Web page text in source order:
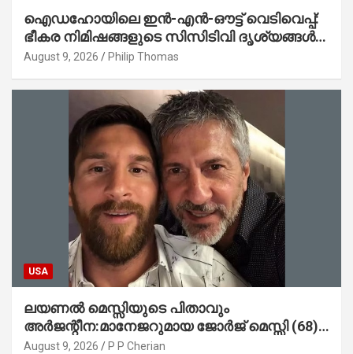
ഐഡഹോയിലെ ഇൻ-എൻ-ഔട്ട് വെടിവെപ്പ്:
ഭീകര നിമിഷങ്ങളുടെ സിസിടിവി ദൃശ്യങ്ങൾ
പുറത്ത്; ആക്രമണത്തിന് പിന്നിലെ കാരണം
August 9, 2026 Philip Thomas
USA
ലയണൽ മെസ്സിയുടെ പിതാവും
അർജന്റീന:മാനേജറുമായ ജോർജ് മെസ്സി (68)
അന്തരിച്ചു
August 9, 2026 P P Cherian